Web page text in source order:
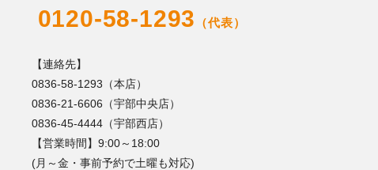
0120-58-1293 （代表）
【連絡先】
0836-58-1293（本店）
0836-21-6606（宇部中央店）
0836-45-4444（宇部西店）
【営業時間】9:00～18:00
(月～金・事前予約で土曜も対応)